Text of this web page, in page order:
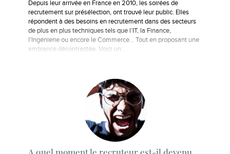
Depuis leur arrivée en France en 2010, les soirées de
recrutement sur présélection, ont trouvé leur public. Elles
répondent à des besoins en recrutement dans des secteurs
de plus en plus techniques tels que l’IT, la Finance,
l’Ingénierie ou encore le Commerce... Tout en proposant une
ambiance décontractée. Voici un…